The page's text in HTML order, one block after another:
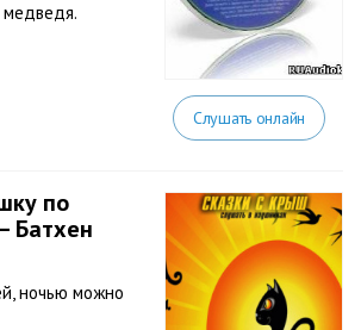
медведя.
Слушать онлайн
по
Батхен
ночью можно